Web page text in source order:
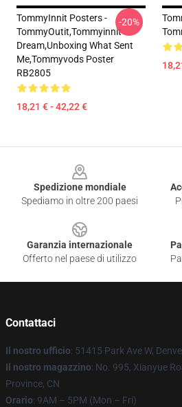
TommyInnit Posters -
TommyOutit,Tommyinnit
Dream,Unboxing What Sent
Me,tommyvods Poster
RB2805
18,21 € - 42,22 €
-20%
Spedizione mondiale
Spediamo in oltre 200 paesi
Garanzia internazionale
Offerto nel paese di utilizzo
Contattaci
Il nostro ufficio: 51415 Park Ave W,
Il nostro magazzino: No. 995, Xianyue
Province, CN
Orario: 9AM – 5PM (Mon – Fri)